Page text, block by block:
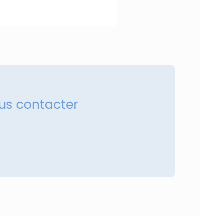
contacter